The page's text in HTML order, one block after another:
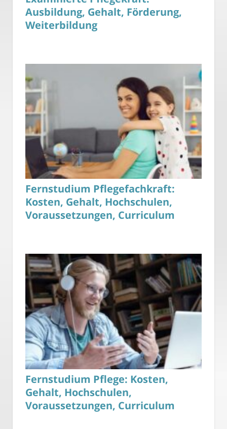
Ausbildung, Gehalt, Förderung,
Weiterbildung
Fernstudium Pflegefachkraft:
Kosten, Gehalt, Hochschulen,
Voraussetzungen, Curriculum
Fernstudium Pflege: Kosten,
Gehalt, Hochschulen,
Voraussetzungen, Curriculum